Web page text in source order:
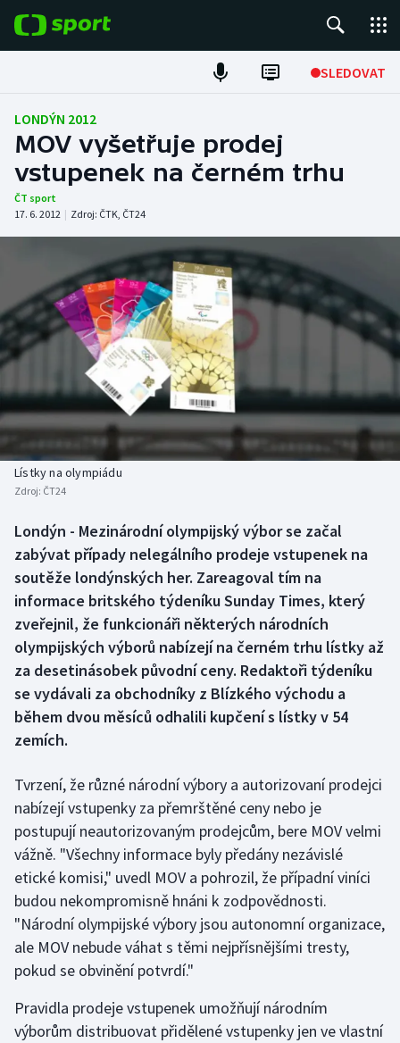
SLEDOVAT
Fotbal
Hokej
Tenis
Atletika
Cyklistika
DALŠÍ SPORTY
Americký fotbal
Baseball a softbal
Basketbal
Biatlon
Boby a skeleton
Box
Curling
Dostihy
Florbal
Golf
Gymnastika
Házená
Jezdectví
Judo
Krasobruslení
NEPŘEHLÉDNĚTE
Soutěže
Historické návraty
Aplikace ČT sport
AZ kvíz
LONDÝN 2012
MOV vyšetřuje prodej
vstupenek na černém trhu
ČT sport
17. 6. 2012 | Zdroj: ČTK, ČT24
Lístky na olympiádu
Zdroj: ČT24
Londýn - Mezinárodní olympijský výbor se začal
zabývat případy nelegálního prodeje vstupenek na
soutěže londýnských her. Zareagoval tím na
informace britského týdeníku Sunday Times, který
zveřejnil, že funkcionáři některých národních
olympijských výborů nabízejí na černém trhu lístky až
za desetinásobek původní ceny. Redaktoři týdeníku
se vydávali za obchodníky z Blízkého východu a
během dvou měsíců odhalili kupčení s lístky v 54
zemích.
Tvrzení, že různé národní výbory a autorizovaní prodejci
nabízejí vstupenky za přemrštěné ceny nebo je
postupují neautorizovaným prodejcům, bere MOV velmi
vážně. "Všechny informace byly předány nezávislé
etické komisi," uvedl MOV a pohrozil, že případní viníci
budou nekompromisně hnáni k zodpovědnosti.
"Národní olympijské výbory jsou autonomní organizace,
ale MOV nebude váhat s těmi nejpřísnějšími tresty,
pokud se obvinění potvrdí."
Pravidla prodeje vstupenek umožňují národním
výborům distribuovat přidělené vstupenky jen ve vlastní